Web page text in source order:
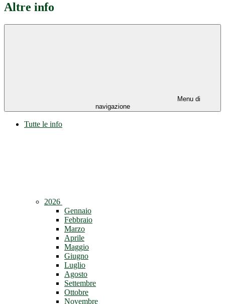
Altre info
Menu di
navigazione
Tutte le info
2026
Gennaio
Febbraio
Marzo
Aprile
Maggio
Giugno
Luglio
Agosto
Settembre
Ottobre
Novembre